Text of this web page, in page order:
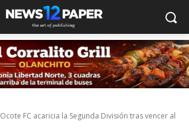
Ocote FC acaricia la Segunda División tras vencer al